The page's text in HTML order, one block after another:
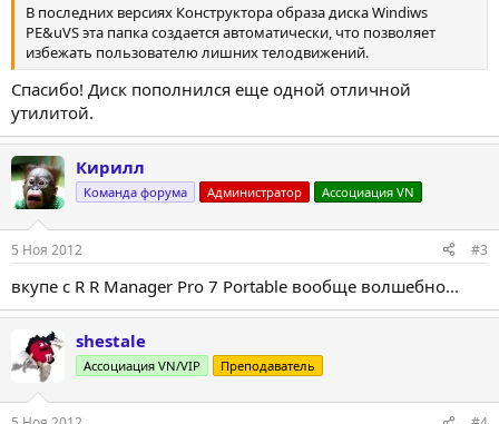
В последних версиях Конструктора образа диска Windiws
PE&uVS эта папка создается автоматически, что позволяет
избежать пользователю лишних телодвижений.
Спасибо! Диск пополнился еще одной отличной
утилитой.
Кирилл
Команда форума Администратор Ассоциация VN
5 Ноя 2012 #3
вкупе с R R Manager Pro 7 Portable вообще волшебно...
shestale
Ассоциация VN/VIP Преподаватель